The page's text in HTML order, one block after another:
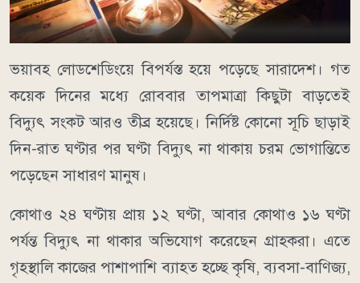
ভয়াবহ লোডশেডিংয়ে বিপর্যস্ত হয়ে পড়েছে সারাদেশ। গত
কয়েক দিনের মধ্যে রোববার তাপমাত্রা কিছুটা বাড়তেই
বিদ্যুৎ সংকট আরও তীব্র হয়েছে। নির্দিষ্ট কোনো সূচি ছাড়াই
দিন-রাত ঘণ্টার পর ঘণ্টা বিদ্যুৎ না থাকায় চরম ভোগান্তিতে
পড়েছেন সাধারণ মানুষ।
কোথাও ২৪ ঘণ্টায় প্রায় ১২ ঘণ্টা, আবার কোথাও ১৬ ঘণ্টা
পর্যন্ত বিদ্যুৎ না থাকার অভিযোগ করেছেন গ্রাহকরা। এতে
গৃহস্থালি কাজের পাশাপাশি ব্যাহত হচ্ছে কৃষি, ব্যবসা-বাণিজ্য,